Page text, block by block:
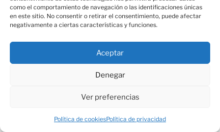
como el comportamiento de navegación o las identificaciones únicas
en este sitio. No consentir o retirar el consentimiento, puede afectar
negativamente a ciertas características y funciones.
Aceptar
Denegar
Ver preferencias
Política de cookiesPolítica de privacidad